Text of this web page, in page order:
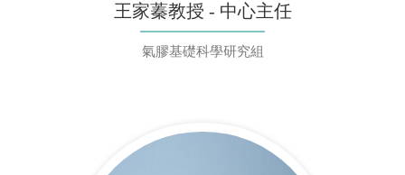
王家蓁教授 - 中心主任
氣膠基礎科學研究組